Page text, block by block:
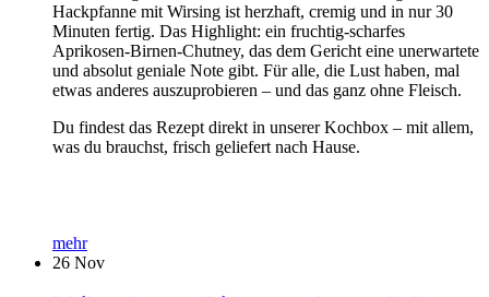
Hackpfanne mit Wirsing ist herzhaft, cremig und in nur 30
Minuten fertig. Das Highlight: ein fruchtig-scharfes
Aprikosen-Birnen-Chutney, das dem Gericht eine unerwartete
und absolut geniale Note gibt. Für alle, die Lust haben, mal
etwas anderes auszuprobieren – und das ganz ohne Fleisch.
Du findest das Rezept direkt in unserer Kochbox – mit allem,
was du brauchst, frisch geliefert nach Hause.
mehr
26 Nov